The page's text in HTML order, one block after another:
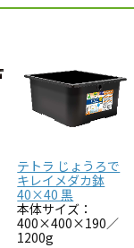
テトラ じょうろで
キレイメダカ鉢
40×40 黒
本体サイズ：
400×400×190／
1200g